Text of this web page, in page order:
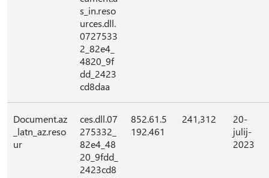
s_in.reso
urces.dll.
0727533
2_82e4_
4820_9f
dd_2423
cd8daa
Document.az
_latn_az.reso
ur
ces.dll.07
275332_
82e4_48
20_9fdd_
2423cd8
852.61.5
192.461
241,312
20-
julij-
2023